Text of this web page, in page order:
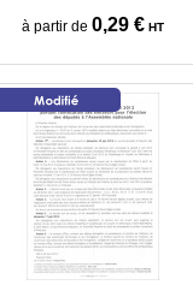
à partir de 0,29 € HT